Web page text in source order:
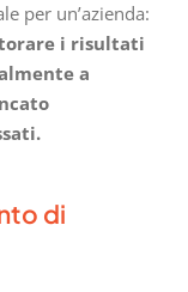
per un’azienda:
i risultati
a
di